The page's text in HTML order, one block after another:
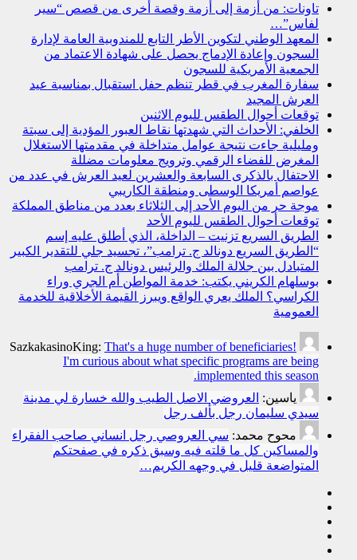
تاونات: من أزمة إلى أزمة وقصة أخرى من قصص “سير
لفاس”…
المعهد الوطني لتكوين الأطر التابع للمندوبية العامة لإدارة
السجون وإعادة الإدماج يحصل على شهادة الاعتماد من
الجمعية الأمريكية للسجون
سفارة المغرب في قطر تنظم حفل استقبال بمناسبة عيد
العرش المجيد
توقعات أحوال الطقس لليوم الاثنين
الخلفي: الأحداث التي شهدتها نقاط العبور المؤدية إلى سبتة
ومليلية جاءت نتيجة عوامل متداخلة في مقدمتها الاستغلال
المغرض للفضاء الرقمي وترويج معلومات مضللة
الاحتفال بالذكرى السابعة والعشرين لعيد العرش في عدد من
عواصم أمريكا الوسطى ومنطقة الكاريبي
موجة حر من اليوم الأحد إلى الثلاثاء بعدد من مناطق المملكة
توقعات أحوال الطقس لليوم الأحد
الطريق السريع تزنيت – الداخلة، الذي أطلق عليه إسم
“الطريق السريع دونالد ج. ترامب”، تجسيد جلي للتقدير الكبير
المتبادل بين جلالة الملك والرئيس دونالد ج. ترامب
بوسلهام الكريني يكتب: خدمة المواطن أم الجري وراء
الكراسي؟ الملك يعري الواقع ويبرز القيمة الأخلاقية للخدمة
العمومية
SazkakasinoKing: That's a huge number of beneficiaries!
I'm curious about what specific programs are being
implemented this season.
ياسين: العروضي الاصل الطيب والله خسارة لي مدينة
سيدي سليمان رجل بألف رجل
محوح محمد: سي العروصي رجل انساني صاحب الفقراء
والمساكين كل ما قلته فيه وسبق ذكره في صفحتكم
المتواضعة قليل في وجهه الكريم…